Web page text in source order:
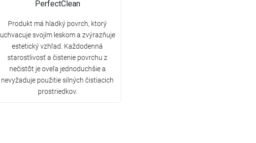
PerfectClean
Produkt má hladký povrch, ktorý
uchvacuje svojím leskom a zvýrazňuje
estetický vzhľad. Každodenná
starostlivosť a čistenie povrchu z
nečistôt je oveľa jednoduchšie a
nevyžaduje použitie silných čistiacich
prostriedkov.